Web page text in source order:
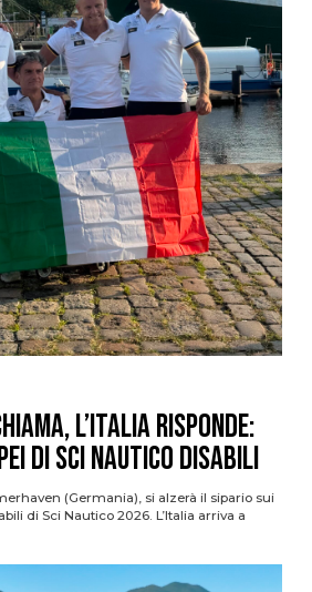
l’Italia risponde:
di Sci Nautico Disabili
(Germania), si alzerà il sipario sui
di Sci Nautico 2026. L’Italia arriva a